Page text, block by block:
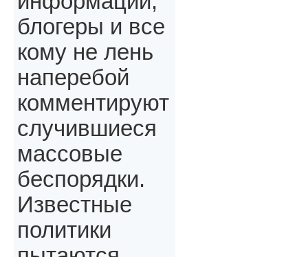
блогеры и все
кому не лень
наперебой
комментируют
случившиеся
массовые
беспорядки.
Известные
политики